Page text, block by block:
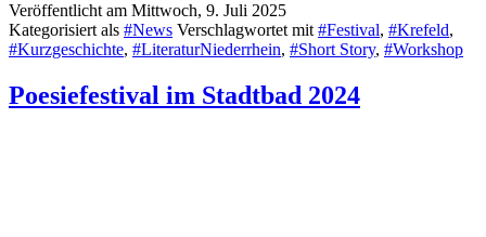
Veröffentlicht am Mittwoch, 9. Juli 2025
Kategorisiert als #News Verschlagwortet mit #Festival, #Krefeld,
#Kurzgeschichte, #LiteraturNiederrhein, #Short Story, #Workshop
Poesiefestival im Stadtbad 2024